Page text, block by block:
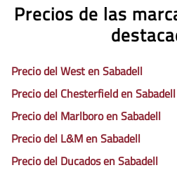
Precios de las
Precio del West en Sabadell
Precio del Chesterfield en Sabadell
Precio del Marlboro en Sabadell
Precio del L&M en Sabadell
Precio del Ducados en Sabadell